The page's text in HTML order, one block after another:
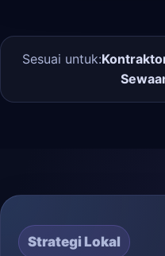
Sesuai untuk:
Strategi Lokal